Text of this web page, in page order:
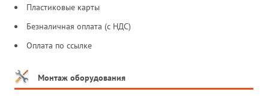
Пластиковые карты
Безналичная оплата (с НДС)
Оплата по ссылке
Монтаж оборудования